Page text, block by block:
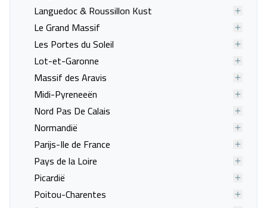
Languedoc & Roussillon Kust
Le Grand Massif
Les Portes du Soleil
Lot-et-Garonne
Massif des Aravis
Midi-Pyreneeën
Nord Pas De Calais
Normandië
Parijs-Ile de France
Pays de la Loire
Picardië
Poitou-Charentes
Plagne
Last minute naar Megève
Last minute naar Méribel-
Last minute naar Monetier-
les-Bains
Last minute naar Montchavin
Last minute naar
Montgenèvre
Last minute naar Morzine
Last minute naar Passy
Last minute naar Plagne 1800
Last minute naar Plagne
Bellecôte